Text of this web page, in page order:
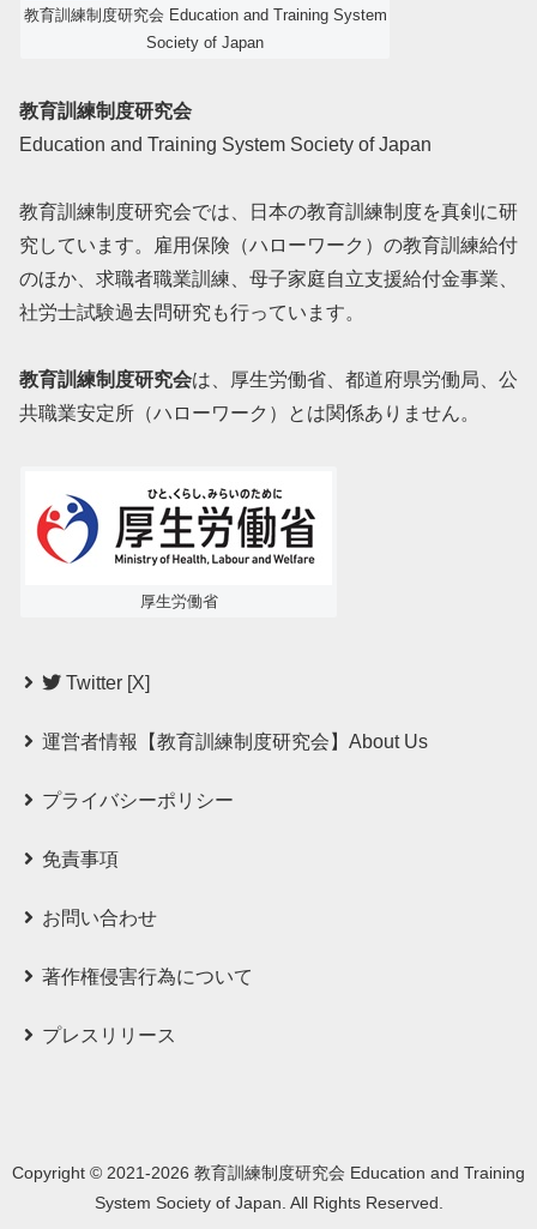
教育訓練制度研究会 Education and Training System
Society of Japan
教育訓練制度研究会
Education and Training System Society of Japan
教育訓練制度研究会では、日本の教育訓練制度を真剣に研
究しています。雇用保険（ハローワーク）の教育訓練給付
のほか、求職者職業訓練、母子家庭自立支援給付金事業、
社労士試験過去問研究も行っています。
教育訓練制度研究会は、厚生労働省、都道府県労働局、公
共職業安定所（ハローワーク）とは関係ありません。
厚生労働省
Twitter [X]
運営者情報【教育訓練制度研究会】About Us
プライバシーポリシー
免責事項
お問い合わせ
著作権侵害行為について
プレスリリース
Copyright © 2021-2026 教育訓練制度研究会 Education and Training
System Society of Japan. All Rights Reserved.